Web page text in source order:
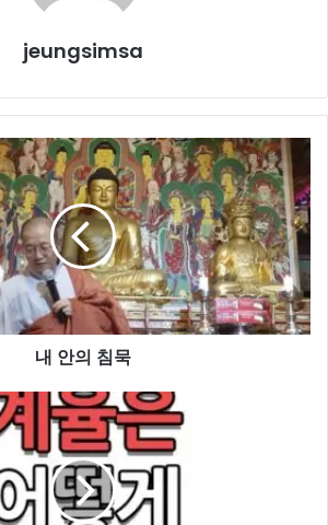
jeungsimsa
내 안의 침묵